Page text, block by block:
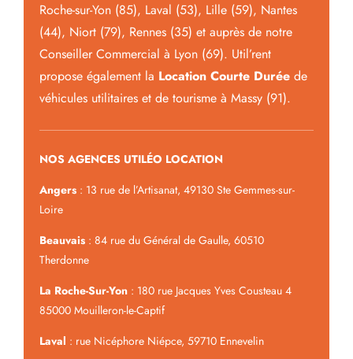
Roche-sur-Yon (85), Laval (53), Lille (59), Nantes
(44), Niort (79), Rennes (35) et auprès de notre
Conseiller Commercial à Lyon (69). Util’rent
propose également la Location Courte Duréede
véhicules utilitaires et de tourisme à Massy (91).
NOS AGENCES UTILÉO LOCATION
Angers: 13 rue de l’Artisanat, 49130 Ste Gemmes-sur-
Loire
Beauvais : 84 rue du Général de Gaulle, 60510
Therdonne
La Roche-Sur-Yon: 180 rue Jacques Yves Cousteau 4
85000 Mouilleron-le-Captif
Laval : rue Nicéphore Niépce, 59710 Ennevelin